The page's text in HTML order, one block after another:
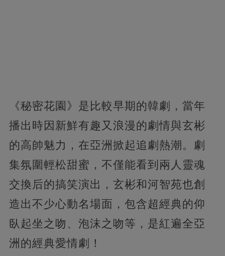
《秘密花園》是比較早期的韓劇，當年
播出時因新鮮有趣又浪漫的劇情與玄彬
的高帥魅力，在亞洲掀起追劇熱潮。劇
集氛圍輕松甜蜜，不僅能看到兩人靈魂
交換后的搞笑演出，玄彬和河智苑也創
造出不少心動名場面，包含超經典的仰
臥起坐之吻、泡沫之吻等，是紅遍全亞
洲的經典愛情劇！